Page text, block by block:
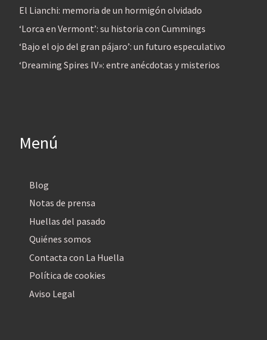
El Lianchi: memoria de un hormigón olvidado
‘Lorca en Vermont’: su historia con Cummings
‘Bajo el ojo del gran pájaro’: un futuro especulativo
‘Dreaming Spires IV»: entre anécdotas y misterios
Menú
Blog
Notas de prensa
Huellas del pasado
Quiénes somos
Contacta con La Huella
Política de cookies
Aviso Legal